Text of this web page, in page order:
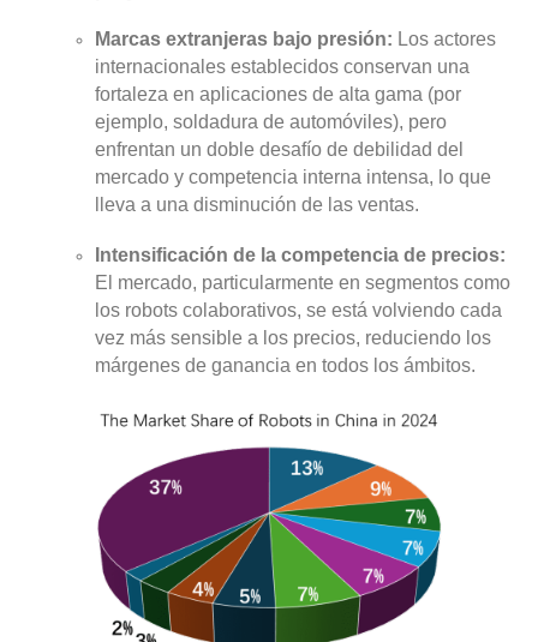
Marcas extranjeras bajo presión: Los actores
internacionales establecidos conservan una
fortaleza en aplicaciones de alta gama (por
ejemplo, soldadura de automóviles), pero
enfrentan un doble desafío de debilidad del
mercado y competencia interna intensa, lo que
lleva a una disminución de las ventas.
Intensificación de la competencia de precios:
El mercado, particularmente en segmentos como
los robots colaborativos, se está volviendo cada
vez más sensible a los precios, reduciendo los
márgenes de ganancia en todos los ámbitos.